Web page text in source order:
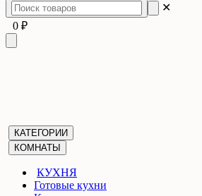
✕
0 ₽
КАТЕГОРИИ
КОМНАТЫ
КУХНЯ
Готовые кухни